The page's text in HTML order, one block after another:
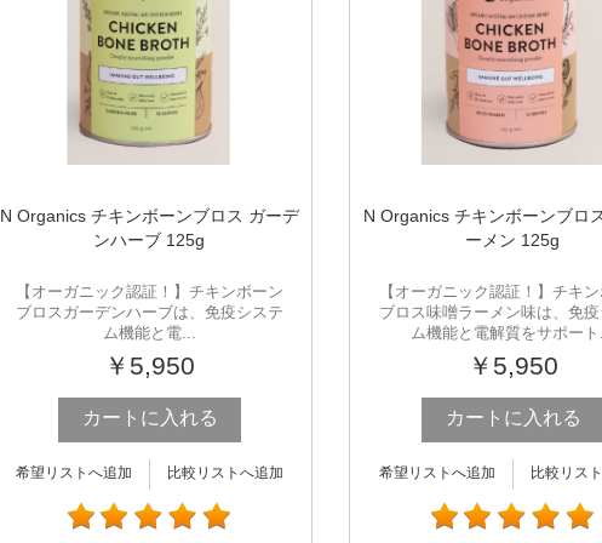
N Organics チキンボーンブロス ガーデ
ンハーブ 125g
【オーガニック認証！】チキンボーン
ブロスガーデンハーブは、免疫システ
ム機能と電...
￥5,950
カートに入れる
希望リストへ追加 比較リストへ追加
N Organics チキンボーンブロ
ーメン 125g
【オーガニック認証！】チキ
ブロス味噌ラーメン味は、免
ム機能と電解質をサポー
￥5,950
カートに入れる
希望リストへ追加 比較リス